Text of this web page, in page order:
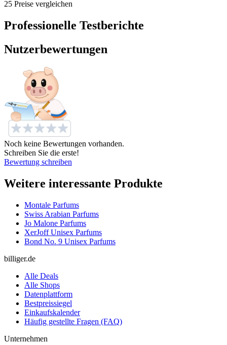
25 Preise vergleichen
Professionelle Testberichte
Nutzerbewertungen
Noch keine Bewertungen vorhanden.
Schreiben Sie die erste!
Bewertung schreiben
Weitere interessante Produkte
Montale Parfums
Swiss Arabian Parfums
Jo Malone Parfums
XerJoff Unisex Parfums
Bond No. 9 Unisex Parfums
billiger.de
Alle Deals
Alle Shops
Datenplattform
Bestpreissiegel
Einkaufskalender
Häufig gestellte Fragen (FAQ)
Unternehmen